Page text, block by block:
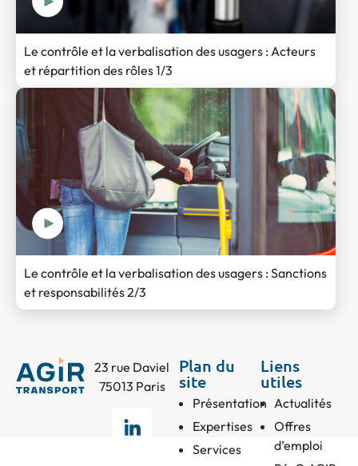
Le contrôle et la verbalisation des usagers : Acteurs
et répartition des rôles 1/3
Le contrôle et la verbalisation des usagers : Sanctions
et responsabilités 2/3
23 rue Daviel
75013 Paris
Plan du
site
Présentation
Expertises
Services
Liens
utiles
Actualités
Offres
d’emploi